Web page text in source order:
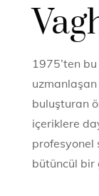
1975’ten
uzmanlaşan
buluşturan
içeriklere
profesyonel
bütüncül bir